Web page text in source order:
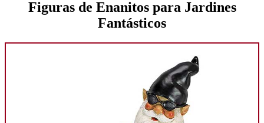
Figuras de Enanitos para Jardines
Fantásticos